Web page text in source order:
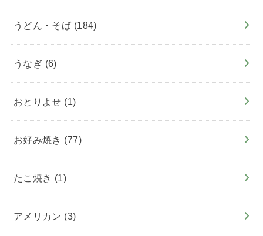
うどん・そば (184)
うなぎ (6)
おとりよせ (1)
お好み焼き (77)
たこ焼き (1)
アメリカン (3)